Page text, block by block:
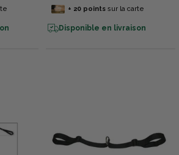
+ 20pointssur la carte
Disponible en livraison